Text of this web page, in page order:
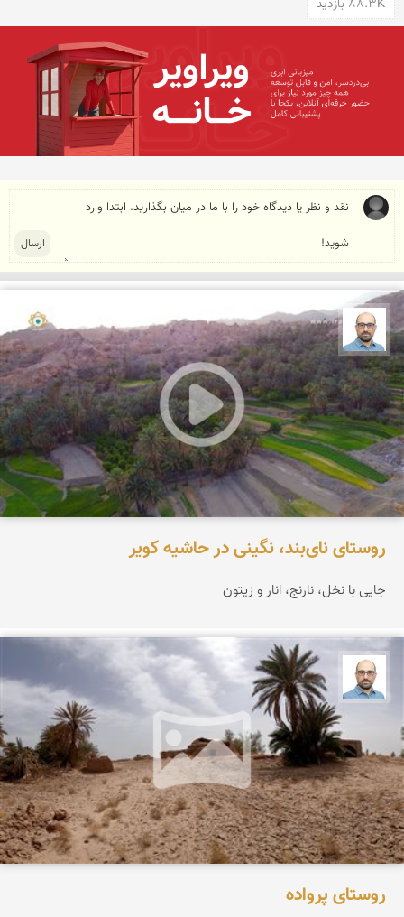
88.3K بازدید
بابک ارجمندی
روستای نای‌بند، نگینی در حاشیه کویر
جایی با نخل، نارنج، انار و زیتون
بابک ارجمندی
روستای پرواده